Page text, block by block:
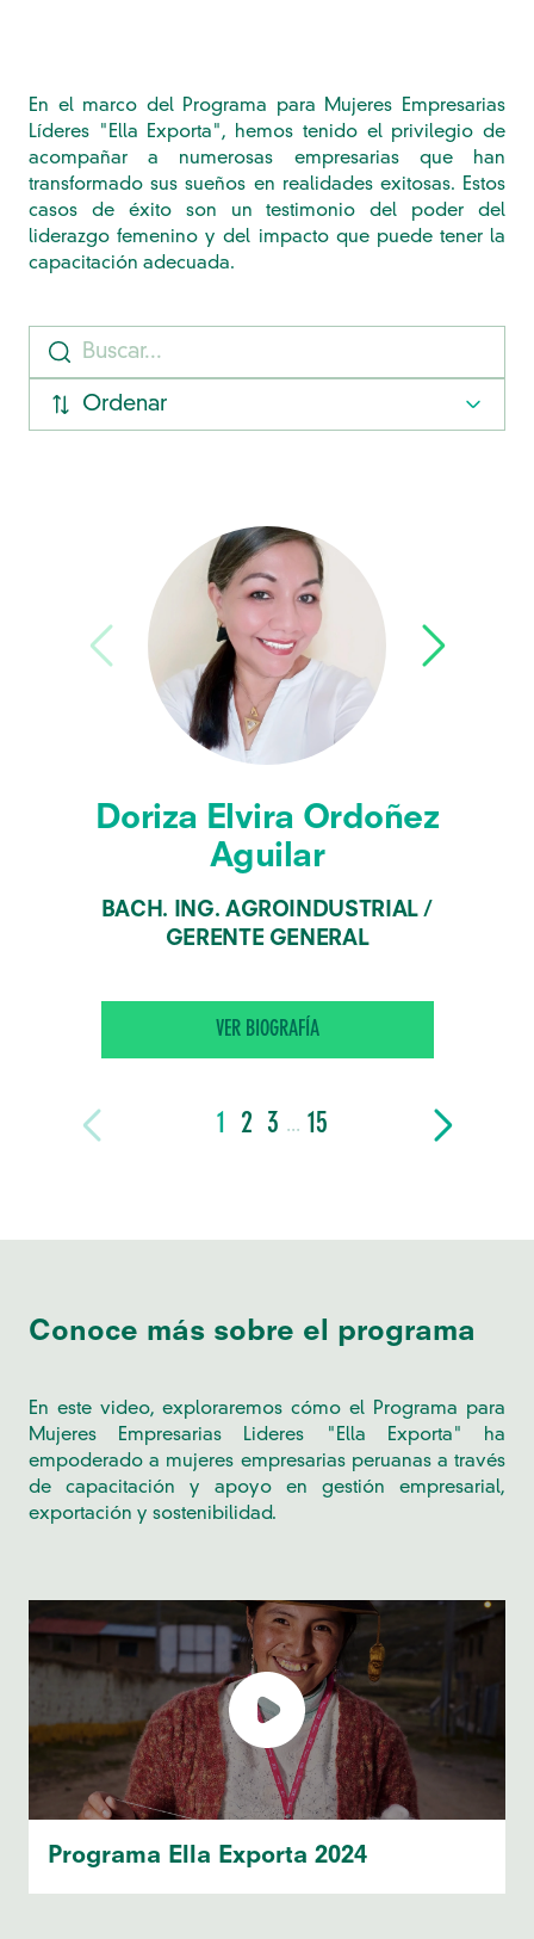
En el marco del Programa para Mujeres Empresarias
Líderes "Ella Exporta", hemos tenido el privilegio de
acompañar a numerosas empresarias que han
transformado sus sueños en realidades exitosas. Estos
casos de éxito son un testimonio del poder del
liderazgo femenino y del impacto que puede tener la
capacitación adecuada.
Ordenar
Doriza Elvira Ordoñez
Aguilar
BACH. ING. AGROINDUSTRIAL /
GERENTE GENERAL
VER BIOGRAFÍA
1 2 3 ... 15
Conoce más sobre el programa
En este video, exploraremos cómo el Programa para
Mujeres Empresarias Lideres "Ella Exporta" ha
empoderado a mujeres empresarias peruanas a través
de capacitación y apoyo en gestión empresarial,
exportación y sostenibilidad.
Programa Ella Exporta 2024